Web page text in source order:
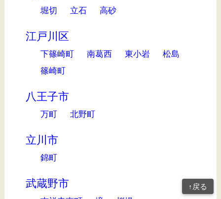
堀切 立石 高砂
江戸川区
下篠崎町 南葛西 東小岩
松島
篠崎町
八王子市
万町 北野町
立川市
錦町
武蔵野市 ↑戻る